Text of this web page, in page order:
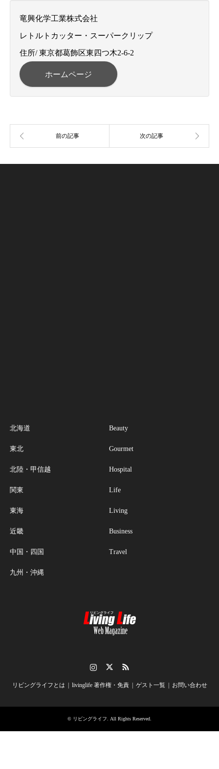
竜興化学工業株式会社
レトルトカッター・スーパークリップ
住所/ 東京都葛飾区東四つ木2-6-2
ホームページ
北海道
東北
北陸・甲信越
関東
東海
近畿
中国・四国
九州・沖縄
Beauty
Gourmet
Hospital
Life
Living
Business
Travel
リビングライフとは livinglife 著作権・免責 ゲスト一覧 お問い合わせ
© リビングライフ. All Rights Reserved.